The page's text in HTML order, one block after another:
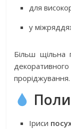
для
у
Більш щільна
проріджування.
Іриси